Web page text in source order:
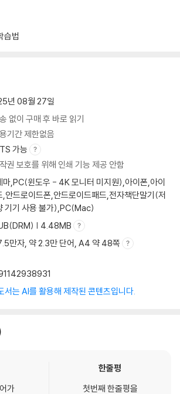
행렬
습법
년 08월 27일
없이 구매 후 바로 읽기
기간 제한없음
가능
권 보호를 위해 인쇄 기능 제공 안함
마,PC(윈도우 - 4K 모니터 미지원),아이폰,아이
,안드로이드폰,안드로이드패드,전자책단말기(저
기기 사용 불가),PC(Mac)
| 4.48MB
만자, 약 2.3만 단어, A4 약 48쪽
서는 AI를 활용해 제작된 콘텐츠입니다.
가
한줄평
첫번째 한줄평을